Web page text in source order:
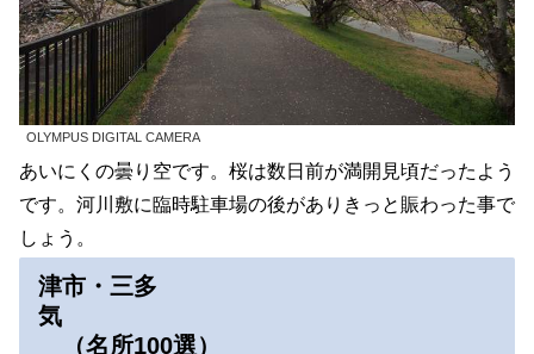
OLYMPUS DIGITAL CAMERA
あいにくの曇り空です。桜は数日前が満開見頃だったよう
です。河川敷に臨時駐車場の後がありきっと賑わった事で
しょう。
津市・三多
気
（名所100選）